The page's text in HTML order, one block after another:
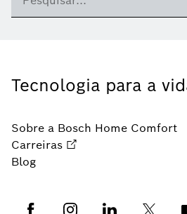
Tecnologia para a
Sobre a Bosch Home Comfort
Carreiras
Blog